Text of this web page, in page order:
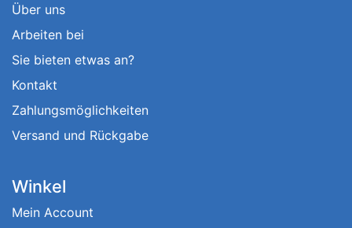
Über uns
Arbeiten bei
Sie bieten etwas an?
Kontakt
Zahlungsmöglichkeiten
Versand und Rückgabe
Winkel
Mein Account